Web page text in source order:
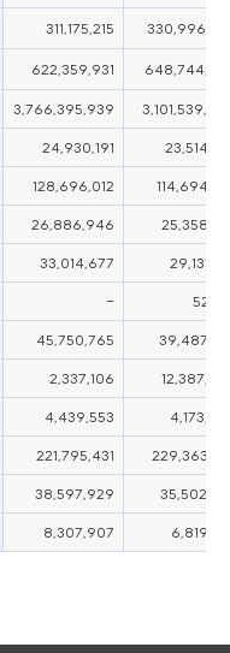
311,175,215
622,359,931
3,766,395,939
24,930,191
128,696,012
26,886,946
33,014,677
-
45,750,765
2,337,106
4,439,553
221,795,431
38,597,929
8,307,907